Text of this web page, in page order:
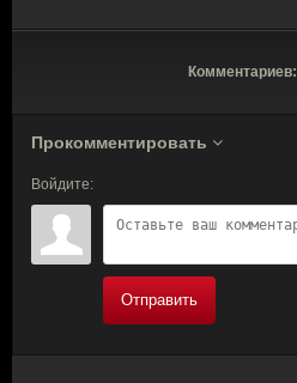
Комментариев:
Прокомментировать
Войдите:
Отправить